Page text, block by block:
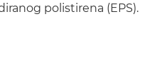
polistirena (EPS).